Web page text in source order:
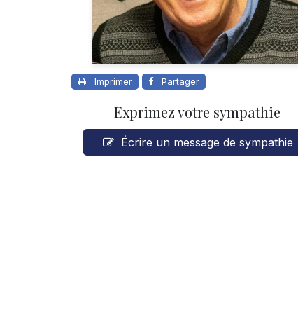
Imprimer Partager
Exprimez votre sympathie
Écrire un message de sympathie